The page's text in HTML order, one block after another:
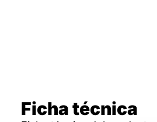
Ficha técnica